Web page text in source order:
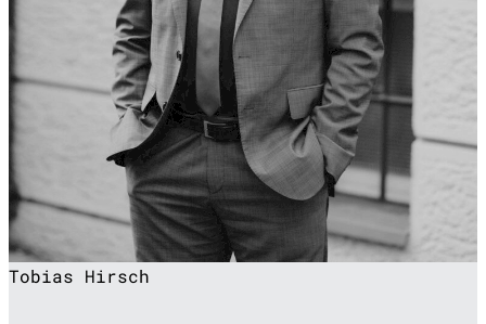
Tobias Hirsch